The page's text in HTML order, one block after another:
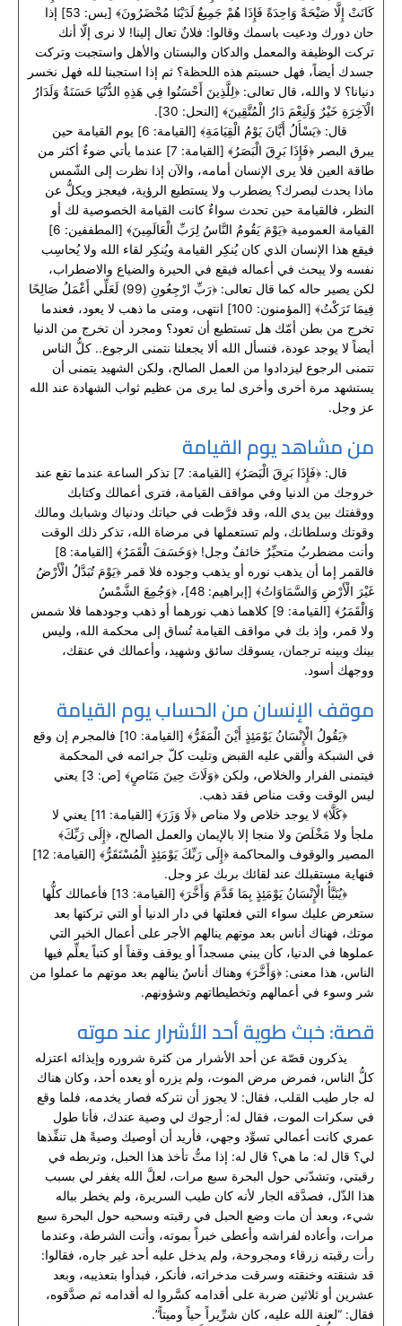
كَانَتْ إِلَّا صَيْحَةً وَاحِدَةً فَإِذَا هُمْ جَمِيعٌ لَدَيْنَا مُحْضَرُونَ﴾ [يس: 53] إذا
حان دورك ودعيت باسمك وقالوا: فلانٌ تعال إلينا! لا نرى إلّا أنك
تركت الوظيفة والمعمل والدكان والبستان والأهل واستجبت وتركت
جسدك أيضاً، فهل حسبتم هذه اللحظة؟ ثم إذا استجبنا لله فهل نخسر
دنيانا؟ لا والله، قال تعالى: ﴿لِلَّذِينَ أَحْسَنُوا فِي هَذِهِ الدُّنْيَا حَسَنَةٌ وَلَدَارُ
الْآخِرَةِ خَيْرٌ وَلَنِعْمَ دَارُ الْمُتَّقِينَ﴾ [النحل: 30].
قال: ﴿يَسْأَلُ أَيَّانَ يَوْمُ الْقِيَامَةِ﴾ [القيامة: 6] يوم القيامة حين
يبرق البصر ﴿فَإِذَا بَرِقَ الْبَصَرُ﴾ [القيامة: 7] عندما يأتي ضوءٌ أكثر من
طاقة العين فلا يرى الإنسان أمامه، والآن إذا نظرت إلى الشّمس
ماذا يحدث لبصرك؟ يضطرب ولا يستطيع الرؤية، فيعجز ويكلُّ عن
النظر، فالقيامة حين تحدث سواءٌ كانت القيامة الخصوصية لك أو
القيامة العمومية ﴿يَوْمَ يَقُومُ النَّاسُ لِرَبِّ الْعَالَمِينَ﴾ [المطففين: 6]
فيقع هذا الإنسان الذي كان يُنكِر القيامة ويُنكِر لقاء الله ولا يُحاسِب
نفسه ولا يبحث في أعماله فيقع في الحيرة والضياع والاضطراب،
لكن يصير حاله كما قال تعالى: ﴿رَبِّ ارْجِعُونِ (99) لَعَلِّي أَعْمَلُ صَالِحًا
فِيمَا تَرَكْتُ﴾ [المؤمنون: 100] انتهى، ومتى ما ذهب لا يعود، فعندما
تخرج من بطن أمّك هل تستطيع أن تعود؟ ومجرد أن تخرج من الدنيا
أيضاً لا يوجد عودة، فنسأل الله ألا يجعلنا نتمنى الرجوع.. كلُّ الناس
تتمنى الرجوع ليزدادوا من العمل الصالح، ولكن الشهيد يتمنى أن
يستشهد مرة أخرى وأخرى لما يرى من عظيم ثواب الشهادة عند الله
عز وجل.
من مشاهد يوم القيامة
قال: ﴿فَإِذَا بَرِقَ الْبَصَرُ﴾ [القيامة: 7] تذكر الساعة عندما تقع عند
خروجك من الدنيا وفي مواقف القيامة، فترى أعمالك وكتابك
ووقفتك بين يدي الله، وقد فرَّطت في حياتك ودنياك وشبابك ومالك
وقوتك وسلطانك، ولم تستعملها في مرضاة الله، تذكر ذلك الوقت
وأنت مضطربٌ متحيِّرٌ خائفٌ وجل! ﴿وَخَسَفَ الْقَمَرُ﴾ [القيامة: 8]
فالقمر إما أن يذهب نوره أو يذهب وجوده فلا قمر ﴿يَوْمَ تُبَدَّلُ الْأَرْضُ
غَيْرَ الْأَرْضِ وَالسَّمَاوَاتُ﴾ [إبراهيم: 48]، ﴿وَجُمِعَ الشَّمْسُ
وَالْقَمَرُ﴾ [القيامة: 9] كلاهما ذهب نورهما أو ذهب وجودهما فلا شمس
ولا قمر، وإذ بك في مواقف القيامة تُساق إلى محكمة الله، وليس
بينك وبينه ترجمان، يسوقك سائق وشهيد، وأعمالك في عنقك،
ووجهك أسود.
موقف الإنسان من الحساب يوم القيامة
﴿يَقُولُ الْإِنْسَانُ يَوْمَئِذٍ أَيْنَ الْمَفَرُّ﴾ [القيامة: 10] فالمجرم إن وقع
في الشبكة وألقي عليه القبض وتليت كلّ جرائمه في المحكمة
فيتمنى الفرار والخلاص، ولكن ﴿وَلَاتَ حِينَ مَنَاصٍ﴾ [ص: 3] يعني
ليس الوقت وقت مناص فقد ذهب.
﴿كَلَّا﴾ لا يوجد خلاص ولا مناص ﴿لَا وَزَرَ﴾ [القيامة: 11] يعني لا
ملجأ ولا مَخْلَصَ ولا منجا إلا بالإيمان والعمل الصالح، ﴿إِلَى رَبِّكَ﴾
المصير والوقوف والمحاكمة ﴿إِلَى رَبِّكَ يَوْمَئِذٍ الْمُسْتَقَرُّ﴾ [القيامة: 12]
فنهاية مستقبلك عند لقائك بربك عز وجل.
﴿يُنَبَّأُ الْإِنْسَانُ يَوْمَئِذٍ بِمَا قَدَّمَ وَأَخَّرَ﴾ [القيامة: 13] فأعمالك كلُّها
ستعرض عليك سواء التي فعلتها في دار الدنيا أو التي تركتها بعد
موتك، فهناك أناس بعد موتهم ينالهم الأجر على أعمال الخير التي
عملوها في الدنيا، كأن يبني مسجداً أو يوقف وقفاً أو كتباً يعلِّم فيها
الناس، هذا معنى: ﴿وَأَخَّرَ﴾ وهناك أناسٌ ينالهم بعد موتهم ما عملوا من
شر وسوء في أعمالهم وتخطيطاتهم وشؤونهم.
قصة: خبث طوية أحد الأشرار عند موته
يذكرون قصّة عن أحد الأشرار من كثرة شروره وإيذائه اعتزله
كلُّ الناس، فمرض مرض الموت، ولم يزره أو يعده أحد، وكان هناك
له جار طيب القلب، فقال: لا يجوز أن نتركه فصار يخدمه، فلما وقع
في سكرات الموت، فقال له: أرجوك لي وصية عندك، فأنا طول
عمري كانت أعمالي تسوِّد وجهي، فأريد أن أوصيك وصيةً هل تنفِّذها
لي؟ قال له: ما هي؟ قال له: إذا متُّ تأخذ هذا الحبل، وتربطه في
رقبتي، وتشدّني حول البحرة سبع مرات، لعلَّ الله يغفر لي بسبب
هذا الذّل، فصدَّقه الجار لأنه كان طيب السريرة، ولم يخطر بباله
شيء، وبعد أن مات وضع الحبل في رقبته وسحبه حول البحرة سبع
مرات، وأعاده لفراشه وأعطى خبراً بموته، وأتت الشرطة، وعندما
رأت رقبته زرقاء ومجروحة، ولم يدخل عليه أحد غير جاره، فقالوا:
قد شنقته وخنقته وسرقت مدخراته، فأنكر، فبدأوا بتعذيبه، وبعد
عشرين أو ثلاثين ضربة على أقدامه كسَّروا له أقدامه ثم صدَّقوه،
فقال: “لعنة الله عليه، كان شرِّيراً حياً وميتاً”.